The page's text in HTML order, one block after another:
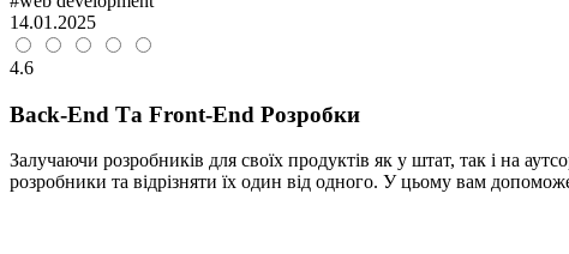
14.01.2025
4.6
Back-End Та Front-End Розробки
Залучаючи розробників для своїх продуктів як у штат, так і на
розробники та відрізняти їх один від одного. У цьому вам